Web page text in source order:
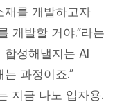
재를 개발하고자
개발할 거야.”라는
성해낼지는 AI
과정이죠.”
지금 나노 입자용.